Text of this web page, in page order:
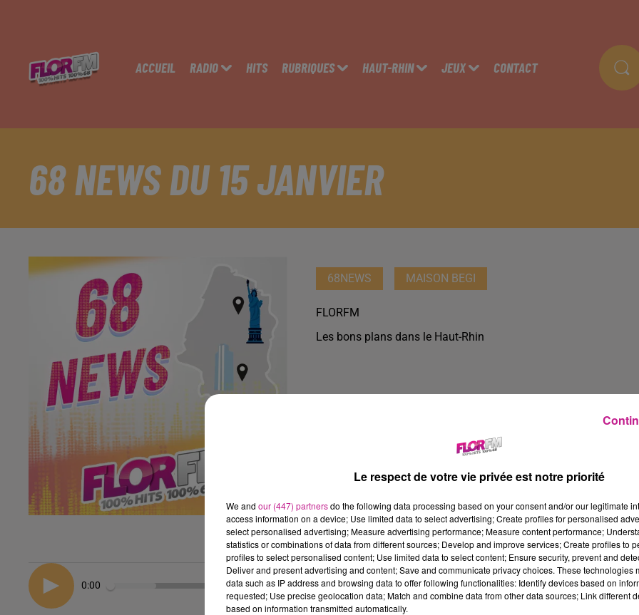
ACCUEIL RADIO HITS RUBRIQUES HAUT-RHIN JEUX CONTACT
68 NEWS DU 15 JANVIER
68NEWS MAISON BEGI
FLORFM
Les bons plans dans le Haut-Rhin
0:00 3 min 2
Le respect de votre vie privée est notre priorité
We and our (447) partnersdo the following data processing based on your consent and/or our legitimate
access information on a device; Use limited data to select advertising; Create profiles for personalised
select personalised advertising; Measure advertising performance; Measure content performance;
statistics or combinations of data from different sources; Develop and improve services; Create profiles to
profiles to select personalised content; Use limited data to select content; Ensure security, prevent and
Deliver and present advertising and content; Save and communicate privacy choices. These technologies
data such as IP address and browsing data to offer following functionalities: Identify devices based on
requested; Use precise geolocation data; Match and combine data from other data sources; Link different
based on information transmitted automatically.